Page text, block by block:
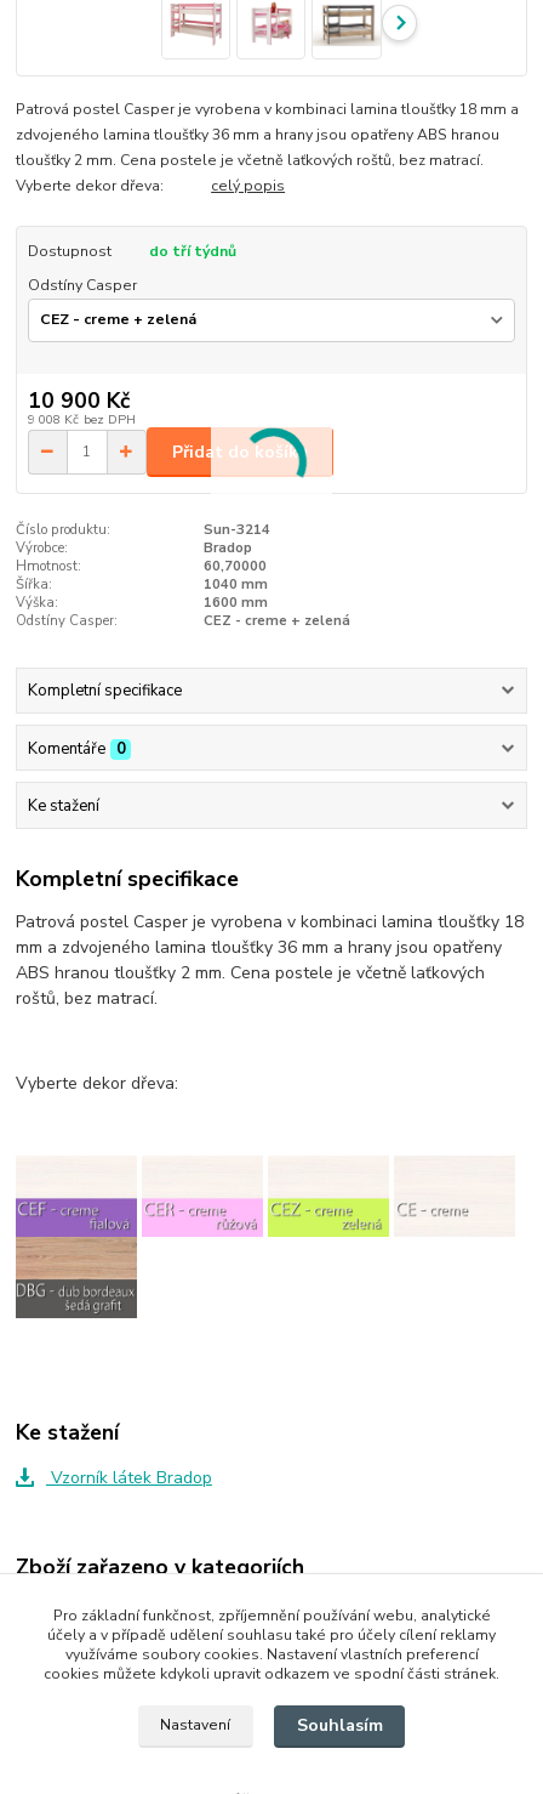
Patrová postel Casper je vyrobena v kombinaci lamina tloušťky 18 mm a
zdvojeného lamina tloušťky 36 mm a hrany jsou opatřeny ABS hranou
tloušťky 2 mm. Cena postele je včetně laťkových roštů, bez matrací.
Vyberte dekor dřeva: celý popis
Dostupnost
do tří týdnů
Odstíny Casper
10 900 Kč
9 008 Kč bez DPH
Přidat do košíku
Číslo produktu:
Sun-3214
Výrobce:
Bradop
Hmotnost:
60,70000
Šířka:
1040 mm
Výška:
1600 mm
Odstíny Casper:
CEZ - creme + zelená
Kompletní specifikace
Komentáře 0
Ke stažení
Kompletní specifikace
Patrová postel Casper je vyrobena v kombinaci lamina tloušťky 18
mm a zdvojeného lamina tloušťky 36 mm a hrany jsou opatřeny
ABS hranou tloušťky 2 mm. Cena postele je včetně laťkových
roštů, bez matrací.
Vyberte dekor dřeva:
Ke stažení
Vzorník látek Bradop
Zboží zařazeno v kategoriích
Dětský nábytek
Dětský pokoj CASPER
Pro základní funkčnost, zpříjemnění používání webu, analytické
účely a v případě udělení souhlasu také pro účely cílení reklamy
využíváme soubory cookies. Nastavení vlastních preferencí
cookies můžete kdykoli upravit odkazem ve spodní části stránek.
Nastavení Souhlasím